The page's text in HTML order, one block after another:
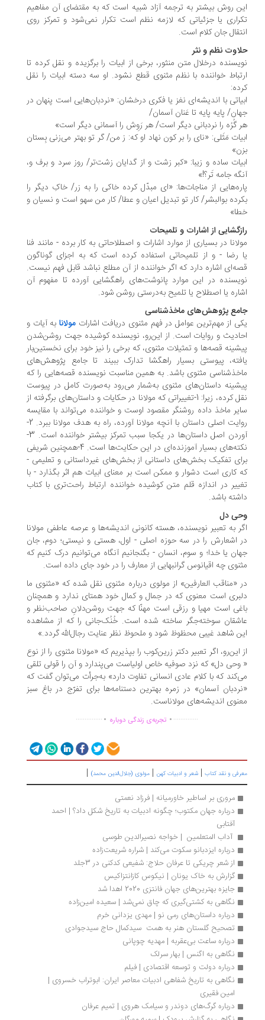
روش بیشتر به ترجمه آزاد شبیه است که به مقتضای آن مفاهیم
یا جزئیاتی که لازمه نظم است تکرار نمی‌شود و تمرکز روی
جان کلام است.
نظم و نثر
درخلال متن منثور، برخی از ابیات را برگزیده و نقل کرده تا
خواننده با نظم مثنوی قطع نشود. او سه دسته ابیات را نقل
با اندیشه‌ای نغز یا فکری درخشان: «نردبان‌هایی ا‌ست پنهان در
پایه پایه تا عَنان آسمان/
گُرُه را نردبانی دیگر است/ هر رَوِش را آسمانی دیگر است»
مَثَلی: «نای را بر کون نهاد او که: ز من/ گر تو بهتر می‌زنی بِستان
ساده و زیبا: «کبر زشت و از گدایان زشت‌تر/ روز سرد و برف و،
جامه تَر؟!»
از مناجات‌ها: «ای مبدّل کرده خاکی را به زر/ خاکِ دیگر را
بوالبشر/ کار تو تبدیل اعیان و عطا/ کار من سهو است و نسیان و
از اشارات و تلمیحات
در بسیاری از موارد اشارات و اصطلاحاتی به کار برده - مانند فنا
رضا - و از تلمیحاتی استفاده کرده است که به اجزای گوناگون
اشاره دارد که اگر خواننده از آن مطلع نباشد قابل فهم نیست.
در این موارد پانوشت‌های راهگشایی آورده تا مفهوم آن
یا اصطلاح یا تلمیح به‌درستی روشن شود.
پژوهش‌های ماخذشناسی
از مهم‌ترین عوامل در فهم مثنوی دریافت اشاراتمولانابه آیات و
و روایات است. از این‌رو، نویسنده کوشیده جهت روشن‌شدن
قصه‌ها و تمثیلات مثنوی، که برخی را نیز خود برای نخستین‌بار
پیوستی بسیار راهگشا تدارک ببیند تا جامع پژوهش‌های
مثنوی باشد. به همین مناسبت نویسنده قصه‌هایی را که
داستان‌های مثنوی به‌شمار می‌رود به‌‌صورت کامل در پیوست
نقل کرده، زیرا: 1-تغییراتی که مولانا در حکایات و داستان‌های برگرفته از
ماخذ داده روشنگر مقصود اوست و خواننده می‌تواند با مقایسه
روایت اصلی داستان با آنچه مولانا آورده، راه به هدف مولانا ببرد. 2-
آوردن اصل داستان‌‌ها در یکجا سبب تمرکز بیشتر خواننده است. 3-
نکته‌های بسیار آموزنده‌ای در این حکایت‌ها است. 4-همچنین شریفی
تفکیک بخش‌های ‌داستانی از بخش‌های غیرداستانی و تعلیمی -
کاری است دشوار و ممکن است بر معنای ابیات هم اثر بگذارد - با
در اندازه قلم متن کوشیده خواننده ارتباط ‌راحت‌تری با کتاب
باشد.
دل
به تعبیر نویسنده، هسته کانونی اندیشه‌ها و عرصه عاطفی مولانا
اشعارش را در سه حوزه اصلی - اول، هستی و نیستی؛ دوم، جان
یا خدا؛ و سوم، انسان - بگنجانیم آنگاه می‌توانیم درک کنیم که
چه اقیانوس گرانبهایی از معارف را در خود جای داده است.
«مناقب العارفین» از مولوی درباره مثنوی نقل شده که «مثنوی ما
ا‌ست معنوی که در جمال و کمال خود همتای ندارد و همچنان
ا‌ست مهیا و رزقی است مهنّا که جهت روشن‌دلانِ صاحب‌نظر و
سوخته‌جگر ساخته شده است. خُنُک‌جانی را که از مشاهده
شاهد غیبی محظوظ شود و ملحوظ نظر عنایت رجال‌الله گردد.»
این‌رو، اگر تعبیر دکتر زرین‌کوب را بپذیریم که «مولانا مثنوی را از نوع
دل» که نزد صوفیه خاص اولیاست می‌پندارد و آن را قولی تلقی
که با کلام عادی انسانی تفاوت دارد» به‌جرأت می‌توان گفت که
آسمان» در زمره بهترین دستنامه‌ها برای تفرّج در باغ سبز
اندیشه‌های مولاناست.
................تجربه‌ی زندگی دوباره ...............
و نقد کتاب|شعر و ادبیات کهن|مولوی (جلال‌الدین محمد)|
مروری بر اساطیر خاورمیانه | فرزاد نعمتی
درباره جهان مکتوب؛ چگونه ادبیات به تاریخ شکل داد؟ | احمد
آداب المتعلمین  | خواجه نصیرالدین طوسی
درباره ایزدبانو سکوت می‌کند | شراره شریعت‌زاده
از شعر چریکی تا عرفان حلاج: شفیعی کدکنی در 3جلد
گزارش به خاک یونان | نیکوس کازانتزاکیس
جایزه بهترین‌های جهان فانتزی 2020 اهدا شد
نگاهی به کشتی‌گیری که چاق نمی‌شد | سعیده امین‌زاده
درباره داستان‌های رمی نو | مهدی یزدانی خرم
تصحیح گلستان هنر به همت  سیدکمال حاج سیدجوادی
درباره ساعت بی‌عقربه | مهدیه چوپانی
نگاهی به اگنس | بهار سرلک
درباره دولت و توسعه اقتصادی | فیلم
نگاهی به تاریخ شفاهی ادبیات معاصر ایران: ابوتراب خسروی |
امین فقیری
درباره گرگ‌های دوندر و سیامک هروی | تمیم عرفان